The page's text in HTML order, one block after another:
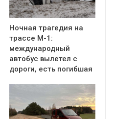
Ночная трагедия на
трассе М-1:
международный
автобус вылетел с
дороги, есть погибшая